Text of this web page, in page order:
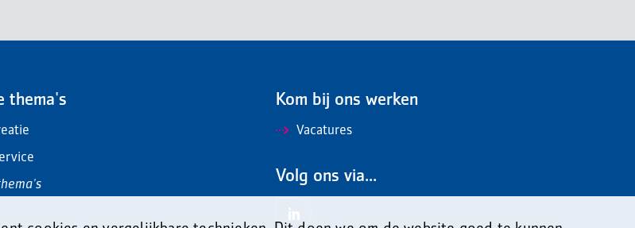
thema's Kom bij ons werken
Vacatures
Volg ons via...